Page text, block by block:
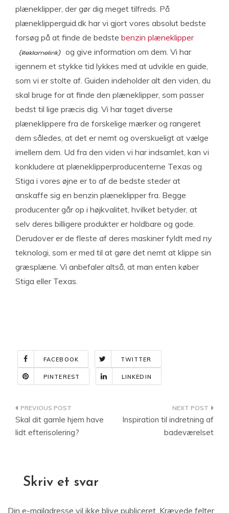
plæneklipper, der gør dig meget tilfreds. På
plæneklipperguid.dk har vi gjort vores absolut bedste
forsøg på at finde de bedste benzin plæneklipper
og give information om dem. Vi har
igennem et stykke tid lykkes med at udvikle en guide,
som vi er stolte af. Guiden indeholder alt den viden, du
skal bruge for at finde den plæneklipper, som passer
bedst til lige præcis dig. Vi har taget diverse
plæneklippere fra de forskelige mærker og rangeret
dem således, at det er nemt og overskueligt at vælge
imellem dem. Ud fra den viden vi har indsamlet, kan vi
konkludere at plæneklipperproducenterne Texas og
Stiga i vores øjne er to af de bedste steder at
anskaffe sig en benzin plæneklipper fra. Begge
producenter går op i højkvalitet, hvilket betyder, at
selv deres billigere produkter er holdbare og gode.
Derudover er de fleste af deres maskiner fyldt med ny
teknologi, som er med til at gøre det nemt at klippe sin
græsplæne. Vi anbefaler altså, at man enten køber
Stiga eller Texas.
FACEBOOK TWITTER
PINTEREST LINKEDIN
Indlægsnavigation
Skal dit gamle hjem have
lidt efterisolering?
Inspiration til indretning af
badeværelset
Skriv et svar
Din e-mailadresse vil ikke blive publiceret. Krævede felter